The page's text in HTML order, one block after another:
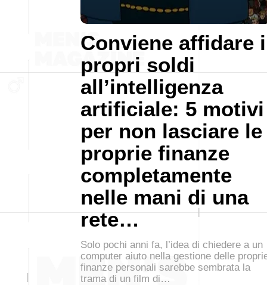
Conviene affidare i
propri soldi
all’intelligenza
artificiale: 5 motivi
per non lasciare le
proprie finanze
completamente
nelle mani di una
rete…
Solo pochi anni fa, l’idea di chiedere a un
computer aiuto nella gestione delle
finanze personali sarebbe sembrata la
trama di un film di…